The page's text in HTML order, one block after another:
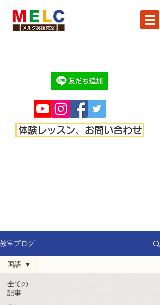
体験レッスン、お問い合わせ
教室ブログ
全ての
記事
国語